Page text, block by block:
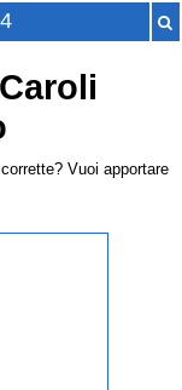
Vuoi apportare